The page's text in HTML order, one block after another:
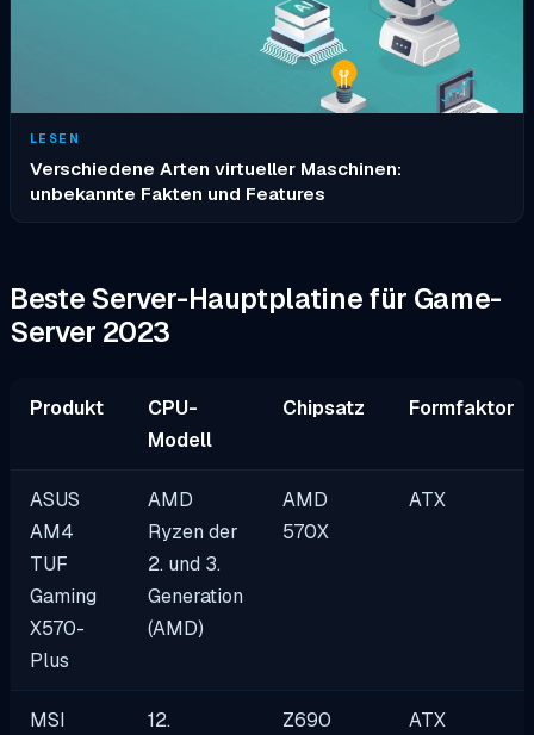
LESEN
Verschiedene Arten virtueller Maschinen:
unbekannte Fakten und Features
Beste Server-Hauptplatine für Game-
Server 2023
Produkt
CPU-
Modell
Chipsatz Formfaktor
ASUS
AM4
TUF
Gaming
X570-
Plus
AMD
Ryzen der
2. und 3.
Generation
(AMD)
AMD
570X
ATX
MSI
12.
Z690 ATX